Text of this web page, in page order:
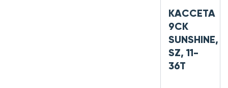
КАССЕТА
9СК
SUNSHINE,
SZ, 11-
36T